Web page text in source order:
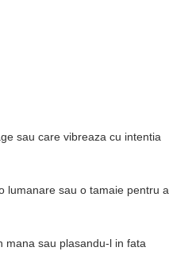
sau care vibreaza cu intentia
lumanare sau o tamaie pentru a
mana sau plasandu-l in fata